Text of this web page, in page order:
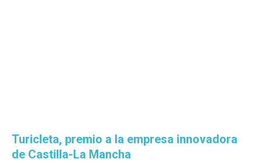
Turicleta, premio a la empresa innovadora
de Castilla-La Mancha